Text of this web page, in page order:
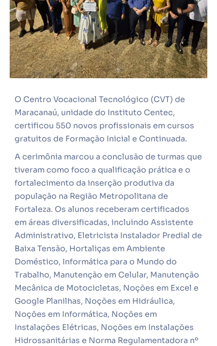
O Centro Vocacional Tecnológico (CVT) de
Maracanaú, unidade do Instituto Centec,
certificou 550 novos profissionais em cursos
gratuitos de Formação Inicial e Continuada.
A cerimônia marcou a conclusão de turmas que
tiveram como foco a qualificação prática e o
fortalecimento da inserção produtiva da
população na Região Metropolitana de
Fortaleza. Os alunos receberam certificados
em áreas diversificadas, incluindo Assistente
Administrativo, Eletricista Instalador Predial de
Baixa Tensão, Hortaliças em Ambiente
Doméstico, Informática para o Mundo do
Trabalho, Manutenção em Celular, Manutenção
Mecânica de Motocicletas, Noções em Excel e
Google Planilhas, Noções em Hidráulica,
Noções em Informática, Noções em
Instalações Elétricas, Noções em Instalações
Hidrossanitárias e Norma Regulamentadora nº